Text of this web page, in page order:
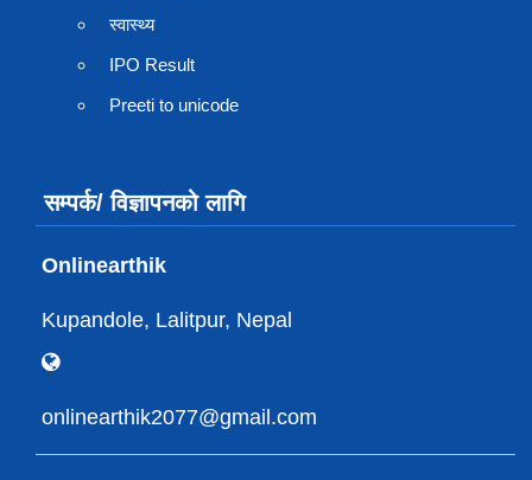
स्वास्थ्य
IPO Result
Preeti to unicode
सम्पर्क/ विज्ञापनको लागि
Onlinearthik
Kupandole, Lalitpur, Nepal
onlinearthik2077@gmail.com